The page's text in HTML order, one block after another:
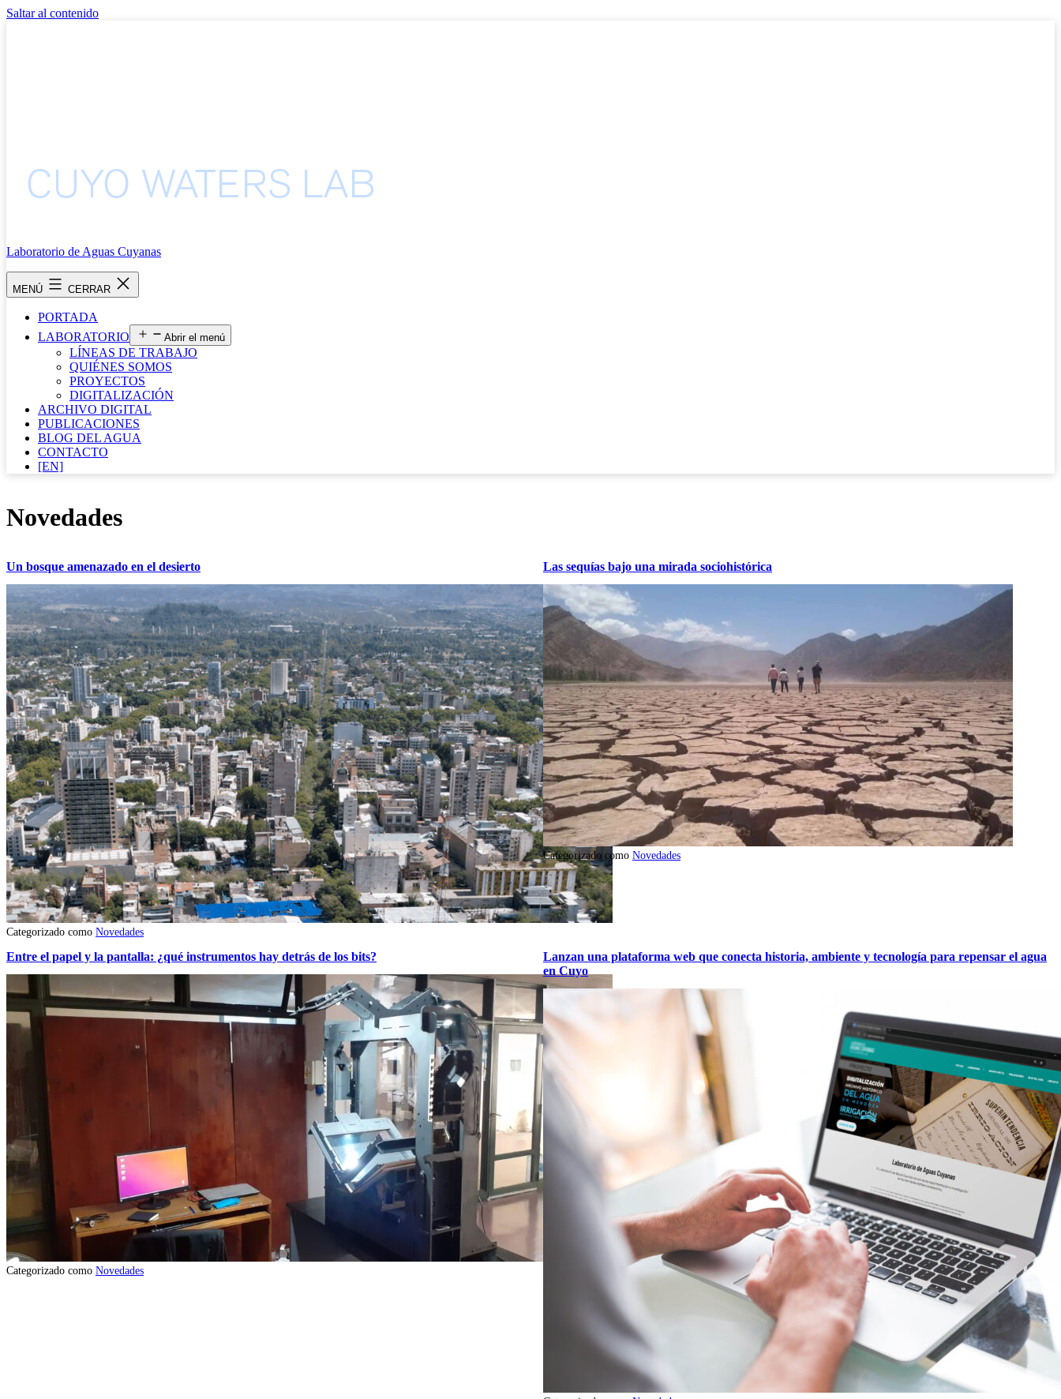
Saltar al contenido
Laboratorio de Aguas Cuyanas
MENÚ CERRAR
PORTADA
LABORATORIO
Abrir el menú
LÍNEAS DE TRABAJO
QUIÉNES SOMOS
PROYECTOS
DIGITALIZACIÓN
ARCHIVO DIGITAL
PUBLICACIONES
BLOG DEL AGUA
CONTACTO
[EN]
Novedades
Un bosque amenazado en el desierto
Categorizado como Novedades
Las sequías bajo una mirada sociohistórica
Categorizado como Novedades
Entre el papel y la pantalla: ¿qué instrumentos hay detrás de los bits?
Categorizado como Novedades
Lanzan una plataforma web que conecta historia, ambiente y tecnología para repensar el agua
en Cuyo